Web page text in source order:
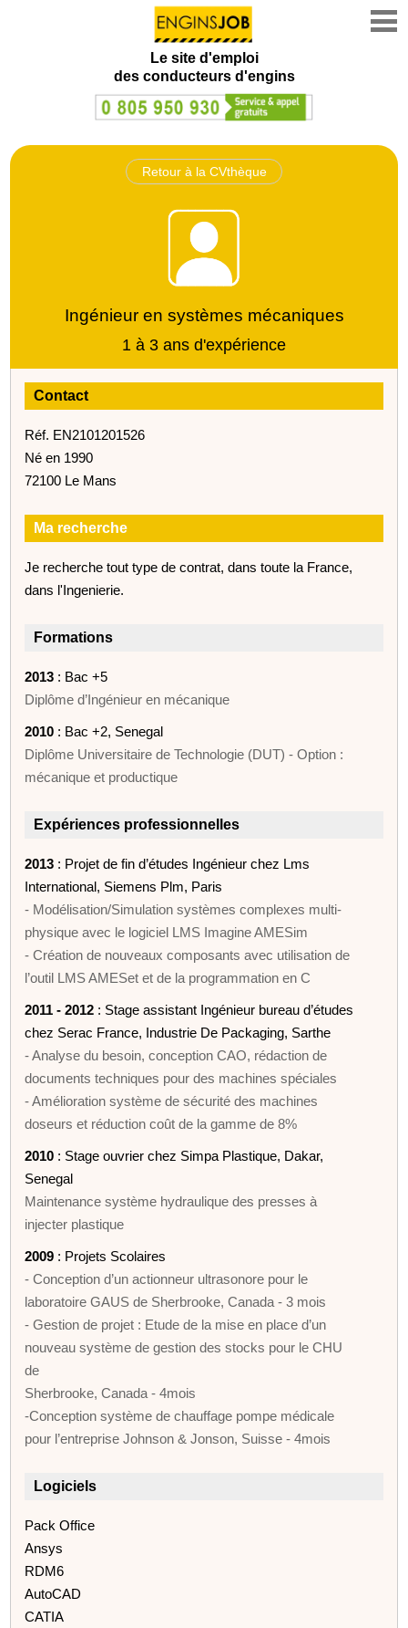
Le site d'emploi
des conducteurs d'engins
Retour à la CVthèque
Ingénieur en systèmes mécaniques
1 à 3 ans d'expérience
Contact
Réf. EN2101201526
Né en 1990
72100 Le Mans
Ma recherche
Je recherche tout type de contrat, dans toute la France,
dans l'Ingenierie.
Formations
2013 : Bac +5
Diplôme d’Ingénieur en mécanique
2010 : Bac +2, Senegal
Diplôme Universitaire de Technologie (DUT) - Option :
mécanique et productique
Expériences professionnelles
2013 : Projet de fin d’études Ingénieur chez Lms
International, Siemens Plm, Paris
- Modélisation/Simulation systèmes complexes multi-
physique avec le logiciel LMS Imagine AMESim
- Création de nouveaux composants avec utilisation de
l’outil LMS AMESet et de la programmation en C
2011 - 2012 : Stage assistant Ingénieur bureau d’études
chez Serac France, Industrie De Packaging, Sarthe
- Analyse du besoin, conception CAO, rédaction de
documents techniques pour des machines spéciales
- Amélioration système de sécurité des machines
doseurs et réduction coût de la gamme de 8%
2010 : Stage ouvrier chez Simpa Plastique, Dakar,
Senegal
Maintenance système hydraulique des presses à
injecter plastique
2009 : Projets Scolaires
- Conception d’un actionneur ultrasonore pour le
laboratoire GAUS de Sherbrooke, Canada - 3 mois
- Gestion de projet : Etude de la mise en place d’un
nouveau système de gestion des stocks pour le CHU
de
Sherbrooke, Canada - 4mois
-Conception système de chauffage pompe médicale
pour l’entreprise Johnson & Jonson, Suisse - 4mois
Logiciels
Pack Office
Ansys
RDM6
AutoCAD
CATIA